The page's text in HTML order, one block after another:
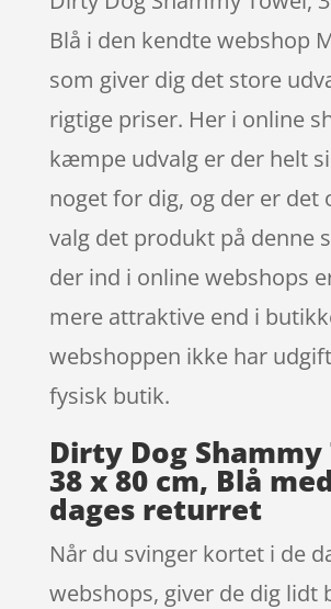
Blå i den kendte webshop
som giver dig det store
rigtige priser. Her i online
kæmpe udvalg er der helt
noget for dig, og der er det
valg det produkt på denne
der ind i online webshops
mere attraktive end i
webshoppen ikke har
fysisk butik.
Dirty Dog Shammy
38 x 80 cm, Blå
dages returret
Når du svinger kortet i de
webshops, giver de dig lidt